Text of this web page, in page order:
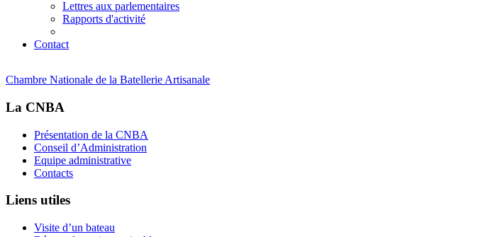
Lettres aux parlementaires
Rapports d'activité
Contact
Chambre Nationale de la Batellerie Artisanale
La CNBA
Présentation de la CNBA
Conseil d’Administration
Equipe administrative
Contacts
Liens utiles
Visite d’un bateau